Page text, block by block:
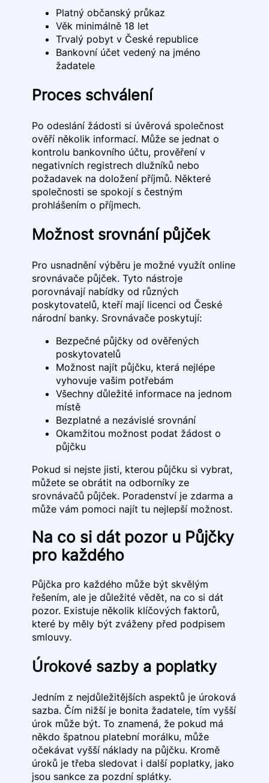
Platný občanský průkaz
Věk minimálně 18 let
Trvalý pobyt v České republice
Bankovní účet vedený na jméno
žadatele
Proces schválení
Po odeslání žádosti si úvěrová společnost
ověří několik informací. Může se jednat o
kontrolu bankovního účtu, prověření v
negativních registrech dlužníků nebo
požadavek na doložení příjmů. Některé
společnosti se spokojí s čestným
prohlášením o příjmech.
Možnost srovnání půjček
Pro usnadnění výběru je možné využít online
srovnávače půjček. Tyto nástroje
porovnávají nabídky od různých
poskytovatelů, kteří mají licenci od České
národní banky. Srovnávače poskytují:
Bezpečné půjčky od ověřených
poskytovatelů
Možnost najít půjčku, která nejlépe
vyhovuje vašim potřebám
Všechny důležité informace na jednom
místě
Bezplatné a nezávislé srovnání
Okamžitou možnost podat žádost o
půjčku
Pokud si nejste jisti, kterou půjčku si vybrat,
můžete se obrátit na odborníky ze
srovnávačů půjček. Poradenství je zdarma a
může vám pomoci najít tu nejlepší možnost.
Na co si dát pozor u Půjčky
pro každého
Půjčka pro každého může být skvělým
řešením, ale je důležité vědět, na co si dát
pozor. Existuje několik klíčových faktorů,
které by měly být zváženy před podpisem
smlouvy.
Úrokové sazby a poplatky
Jedním z nejdůležitějších aspektů je úroková
sazba. Čím nižší je bonita žadatele, tím vyšší
úrok může být. To znamená, že pokud má
někdo špatnou platební morálku, může
očekávat vyšší náklady na půjčku. Kromě
úroků je třeba sledovat i další poplatky, jako
jsou sankce za pozdní splátky.